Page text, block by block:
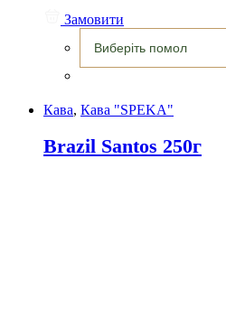
Замовити
Кава, Кава "SPEKA"
Brazil Santos 250г